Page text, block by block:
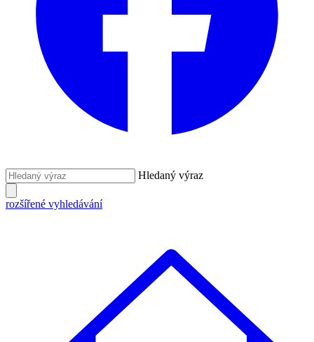
Hledaný výraz
rozšířené vyhledávání